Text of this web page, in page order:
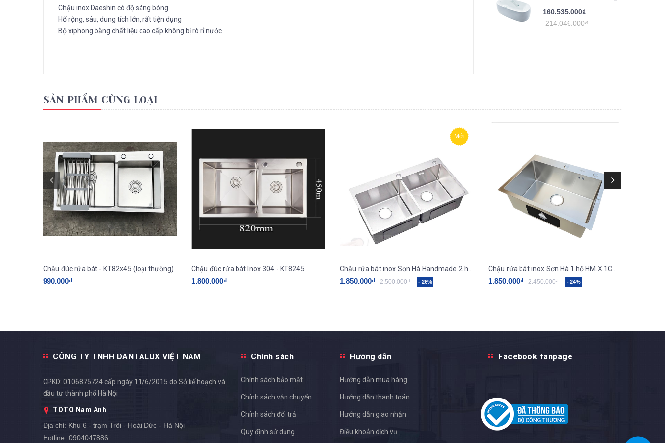
Chậu inox Daeshin có độ sáng bóng
Hố rộng, sâu, dung tích lớn, rất tiện dụng
Bộ xiphong bằng chất liệu cao cấp không bị rò rỉ nước
160.535.000₫
214.046.000₫
SẢN PHẨM CÙNG LOẠI
Chậu đúc rửa bát - KT82x45 (loại thường)
990.000₫
Chậu đúc rửa bát Inox 304 - KT8245
1.800.000₫
Mới
1.850.000₫ 2.500.000₫ - 26% 1.850.000₫ 2.450.000₫ - 24%
CÔNG TY TNHH DANTALUX VIỆT NAM
GPKD: 0106875724 cấp ngày 11/6/2015 do Sở kế hoạch và
đầu tư thành phố Hà Nội
TOTO Nam Anh
Địa chỉ: Khu 6 - trạm Trôi - Hoài Đức - Hà Nội
Hotline: 0904047886
Chính sách
Chính sách bảo mật
Chính sách vận chuyển
Chính sách đổi trả
Quy định sử dụng
Hướng dẫn
Hướng dẫn mua hàng
Hướng dẫn thanh toán
Hướng dẫn giao nhận
Điều khoản dịch vụ
Facebook fanpage